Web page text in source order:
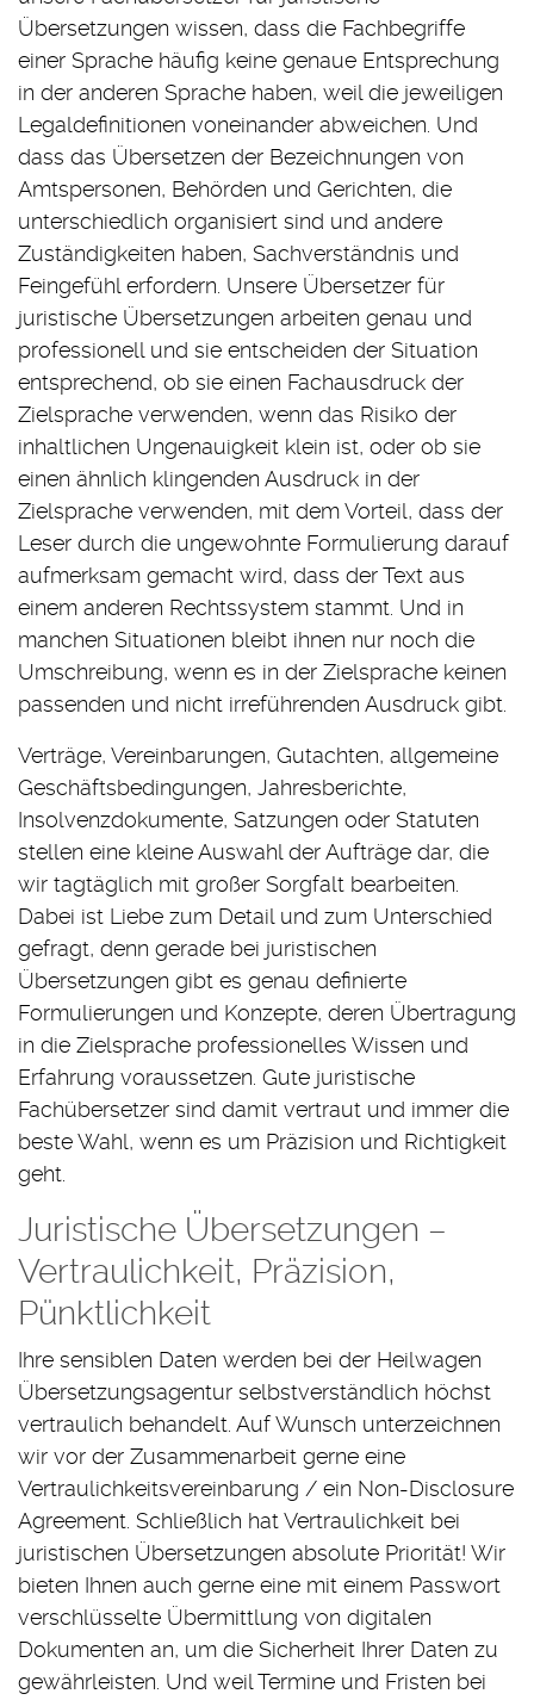
Übersetzungen wissen, dass die Fachbegriffe
einer Sprache häufig keine genaue Entsprechung
in der anderen Sprache haben, weil die jeweiligen
Legaldefinitionen voneinander abweichen. Und
dass das Übersetzen der Bezeichnungen von
Amtspersonen, Behörden und Gerichten, die
unterschiedlich organisiert sind und andere
Zuständigkeiten haben, Sachverständnis und
Feingefühl erfordern. Unsere Übersetzer für
juristische Übersetzungen arbeiten genau und
professionell und sie entscheiden der Situation
entsprechend, ob sie einen Fachausdruck der
Zielsprache verwenden, wenn das Risiko der
inhaltlichen Ungenauigkeit klein ist, oder ob sie
einen ähnlich klingenden Ausdruck in der
Zielsprache verwenden, mit dem Vorteil, dass der
Leser durch die ungewohnte Formulierung darauf
aufmerksam gemacht wird, dass der Text aus
einem anderen Rechtssystem stammt. Und in
manchen Situationen bleibt ihnen nur noch die
Umschreibung, wenn es in der Zielsprache keinen
passenden und nicht irreführenden Ausdruck gibt.
Verträge, Vereinbarungen, Gutachten, allgemeine
Geschäftsbedingungen, Jahresberichte,
Insolvenzdokumente, Satzungen oder Statuten
stellen eine kleine Auswahl der Aufträge dar, die
wir tagtäglich mit großer Sorgfalt bearbeiten.
Dabei ist Liebe zum Detail und zum Unterschied
gefragt, denn gerade bei juristischen
Übersetzungen gibt es genau definierte
Formulierungen und Konzepte, deren Übertragung
in die Zielsprache professionelles Wissen und
Erfahrung voraussetzen. Gute juristische
Fachübersetzer sind damit vertraut und immer die
beste Wahl, wenn es um Präzision und Richtigkeit
geht.
Juristische Übersetzungen –
Vertraulichkeit, Präzision,
Pünktlichkeit
Ihre sensiblen Daten werden bei der Heilwagen
Übersetzungsagentur selbstverständlich höchst
vertraulich behandelt. Auf Wunsch unterzeichnen
wir vor der Zusammenarbeit gerne eine
Vertraulichkeitsvereinbarung / ein Non-Disclosure
Agreement. Schließlich hat Vertraulichkeit bei
juristischen Übersetzungen absolute Priorität! Wir
bieten Ihnen auch gerne eine mit einem Passwort
verschlüsselte Übermittlung von digitalen
Dokumenten an, um die Sicherheit Ihrer Daten zu
gewährleisten. Und weil Termine und Fristen bei